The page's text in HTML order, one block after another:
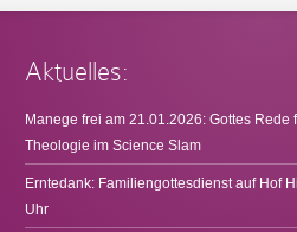
Aktuelles:
Manege frei am 21.01.2026: Gottes Rede
Theologie im Science Slam
Erntedank: Familiengottesdienst auf Hof
Uhr